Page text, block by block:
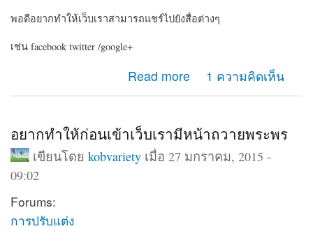
พอดีอยากทำให้เว็บเราสามารถแชร์ไปยังสื่อต่างๆ
เช่น facebook twitter /google+
Read more
about อยากให้เว็บเรามีปุ่มแชร์ไปยัง social1 ความคิดเห็น
อยากทำให้ก่อนเข้าเว็บเรามีหน้าถวายพระพร
เขียนโดย kobvarietyเมื่อ 27 มกราคม, 2015 -
09:02
Forums:
การปรับแต่ง